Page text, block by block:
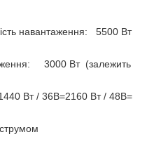
навантаження: 5500 Вт
3000 Вт (залежить
Вт / 36В=2160 Вт / 48В=